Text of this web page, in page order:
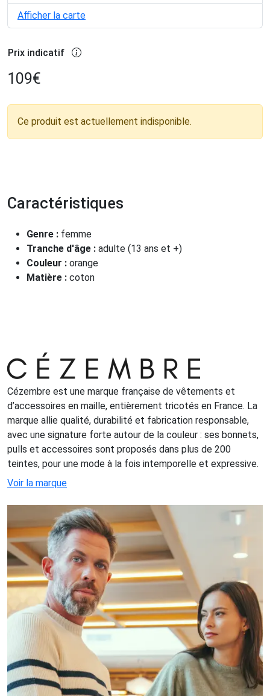
Afficher la carte
Prix indicatif
109€
Ce produit est actuellement indisponible.
Caractéristiques
Genre : femme
Tranche d'âge : adulte (13 ans et +)
Couleur : orange
Matière : coton
Cézembre est une marque française de vêtements et
d’accessoires en maille, entièrement tricotés en France. La
marque allie qualité, durabilité et fabrication responsable,
avec une signature forte autour de la couleur : ses bonnets,
pulls et accessoires sont proposés dans plus de 200
teintes, pour une mode à la fois intemporelle et expressive.
Voir la marque